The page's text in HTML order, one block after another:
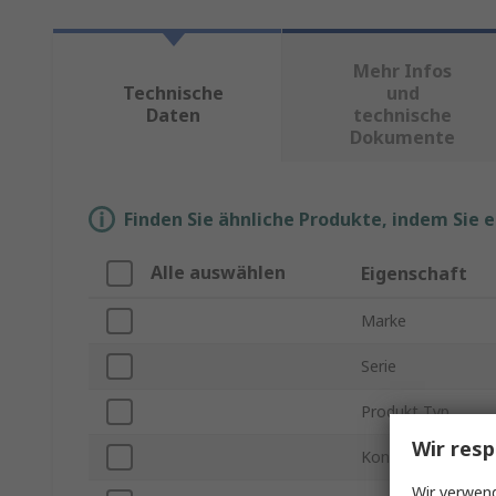
Technische
Daten
Mehr Infos
und
technische
Dokumente
Finden Sie ähnliche Produkte, indem
Alle auswählen Eigenschaft
Marke
Serie
Produkt Typ
KontaktWir